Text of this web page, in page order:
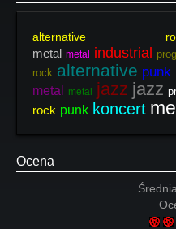
alternative
metal metal industrial
rock alternative punk
metal
metal jazz jazz
rock punk koncert
Ocena